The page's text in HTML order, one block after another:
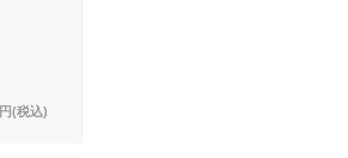
円(税込)